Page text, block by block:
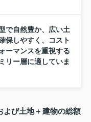
で自然豊か、広い土
保しやすく、コスト
ーマンスを重視する
リー層に適していま
よび土地＋建物の総額